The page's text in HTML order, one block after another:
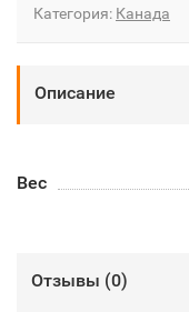
Категория: Канада
Описание
Вес
Отзывы (0)